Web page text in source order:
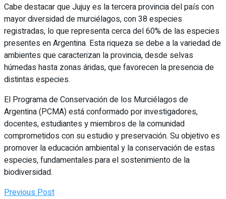
Cabe destacar que Jujuy es la tercera provincia del país con
mayor diversidad de murciélagos, con 38 especies
registradas, lo que representa cerca del 60% de las especies
presentes en Argentina. Esta riqueza se debe a la variedad de
ambientes que caracterizan la provincia, desde selvas
húmedas hasta zonas áridas, que favorecen la presencia de
distintas especies.
El Programa de Conservación de los Murciélagos de
Argentina (PCMA) está conformado por investigadores,
docentes, estudiantes y miembros de la comunidad
comprometidos con su estudio y preservación. Su objetivo es
promover la educación ambiental y la conservación de estas
especies, fundamentales para el sostenimiento de la
biodiversidad.
Previous Post